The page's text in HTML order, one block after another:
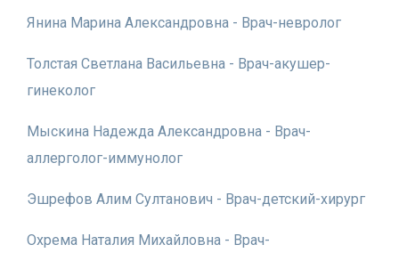
Янина Марина Александровна - Врач-невролог
Толстая Светлана Васильевна - Врач-акушер-
гинеколог
Мыскина Надежда Александровна - Врач-
аллерголог-иммунолог
Эшрефов Алим Султанович - Врач-детский-хирург
Охрема Наталия Михайловна - Врач-